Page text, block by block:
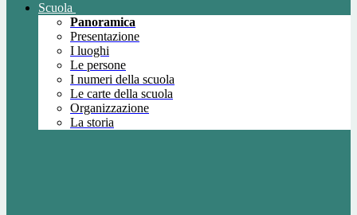
Scuola
Panoramica
Presentazione
I luoghi
Le persone
I numeri della scuola
Le carte della scuola
Organizzazione
La storia